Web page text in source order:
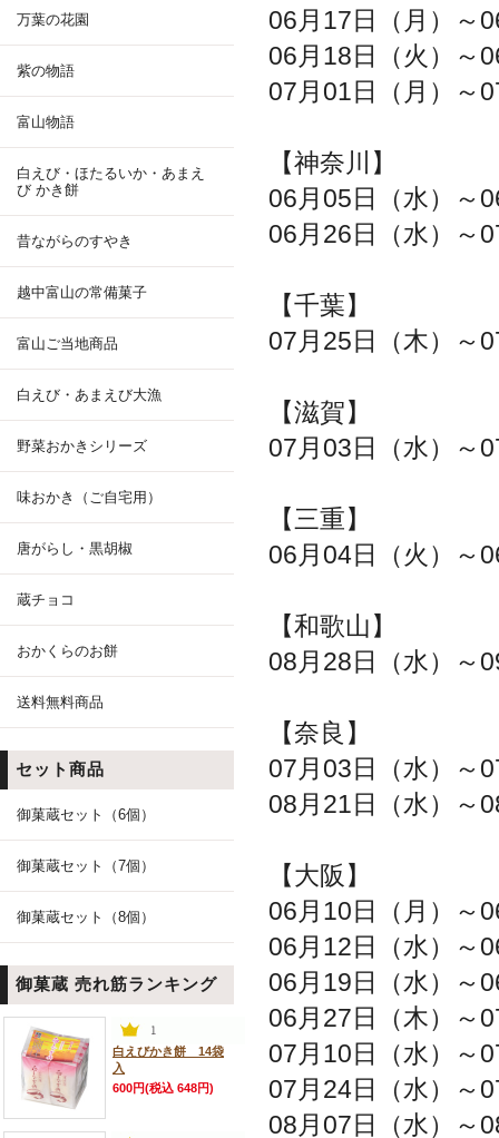
万葉の花園
紫の物語
富山物語
白えび・ほたるいか・あまえ
び かき餅
昔ながらのすやき
越中富山の常備菓子
富山ご当地商品
白えび・あまえび大漁
野菜おかきシリーズ
味おかき（ご自宅用）
唐がらし・黒胡椒
蔵チョコ
おかくらのお餅
送料無料商品
セット商品
御菓蔵セット（6個）
御菓蔵セット（7個）
御菓蔵セット（8個）
御菓蔵 売れ筋ランキング
白えびかき餅 14袋
入
600円(税込 648円)
06月17日（月）～
06月18日（火）～
07月01日（月）～
【神奈川】
06月05日（水）～
06月26日（水）～
【千葉】
07月25日（木）～
【滋賀】
07月03日（水）～
【三重】
06月04日（火）～
【和歌山】
08月28日（水）～
【奈良】
07月03日（水）～
08月21日（水）～
【大阪】
06月10日（月）～
06月12日（水）～
06月19日（水）～
06月27日（木）～
07月10日（水）～
07月24日（水）
08月07日（水）～